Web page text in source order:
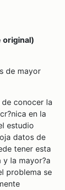
original)
de mayor
conocer la
en la
estudio
datos de
tener esta
y la mayor?a
problema se